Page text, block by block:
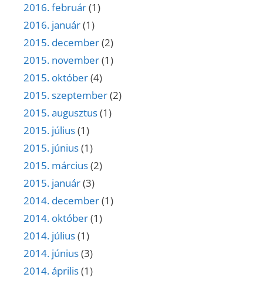
2016. február(1)
2016. január(1)
2015. december(2)
2015. november(1)
2015. október(4)
2015. szeptember(2)
2015. augusztus(1)
2015. július(1)
2015. június(1)
2015. március(2)
2015. január(3)
2014. december(1)
2014. október(1)
2014. július(1)
2014. június(3)
2014. április(1)